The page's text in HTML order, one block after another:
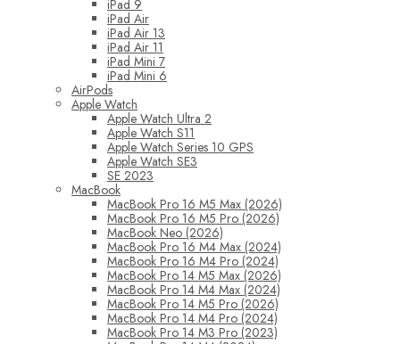
iPad 9
iPad Air
iPad Air 13
iPad Air 11
iPad Mini 7
iPad Mini 6
AirPods
Apple Watch
Apple Watch Ultra 2
Apple Watch S11
Apple Watch Series 10 GPS
Apple Watch SE3
SE 2023
MacBook
MacBook Pro 16 M5 Max (2026)
MacBook Pro 16 M5 Pro (2026)
MacBook Neo (2026)
MacBook Pro 16 M4 Max (2024)
MacBook Pro 16 M4 Pro (2024)
MacBook Pro 14 M5 Max (2026)
MacBook Pro 14 M4 Max (2024)
MacBook Pro 14 M5 Pro (2026)
MacBook Pro 14 M4 Pro (2024)
MacBook Pro 14 M3 Pro (2023)